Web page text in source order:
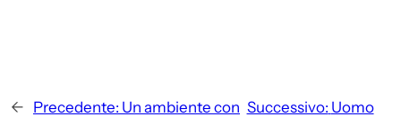
← Precedente: Un ambiente con Successivo: Uomo